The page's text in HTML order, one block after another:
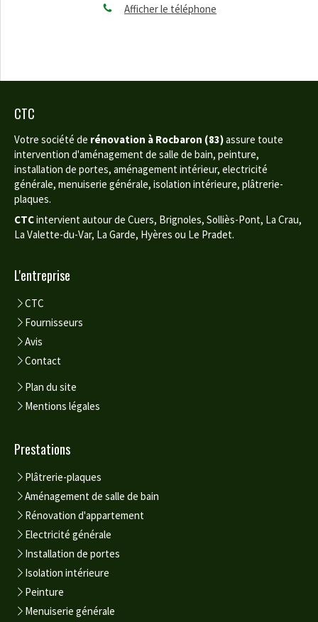
Afficher le téléphone
CTC
Votre société de rénovation à Rocbaron (83)assure toute
intervention d'aménagement de salle de bain, peinture,
installation de portes, aménagement intérieur, electricité
générale, menuiserie générale, isolation intérieure, plâtrerie-
plaques.
CTCintervient autour de Cuers, Brignoles, Solliès-Pont, La Crau,
La Valette-du-Var, La Garde, Hyères ou Le Pradet.
L'entreprise
CTC
Fournisseurs
Avis
Contact
Plan du site
Mentions légales
Prestations
Plâtrerie-plaques
Aménagement de salle de bain
Rénovation d'appartement
Electricité générale
Installation de portes
Isolation intérieure
Peinture
Menuiserie générale